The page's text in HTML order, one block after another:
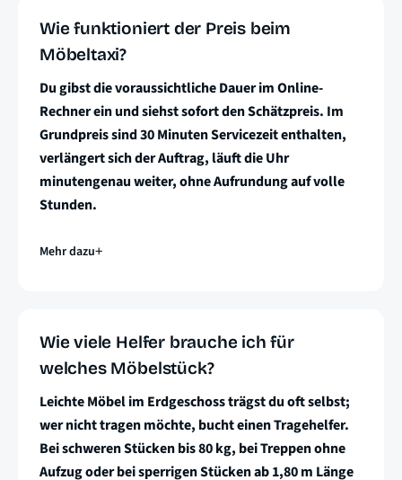
Wie funktioniert der Preis beim
Möbeltaxi?
Du gibst die voraussichtliche Dauer im Online-
Rechner ein und siehst sofort den Schätzpreis. Im
Grundpreis sind 30 Minuten Servicezeit enthalten,
verlängert sich der Auftrag, läuft die Uhr
minutengenau weiter, ohne Aufrundung auf volle
Stunden.
Mehr dazu
Wie viele Helfer brauche ich für
welches Möbelstück?
Leichte Möbel im Erdgeschoss trägst du oft selbst;
wer nicht tragen möchte, bucht einen Tragehelfer.
Bei schweren Stücken bis 80 kg, bei Treppen ohne
Aufzug oder bei sperrigen Stücken ab 1,80 m Länge